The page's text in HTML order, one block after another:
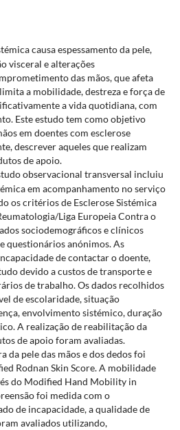
causa espessamento da pele,
visceral e alterações
das mãos, que afeta
a mobilidade, destreza e força de
a vida quotidiana, com
Este estudo tem como objetivo
em doentes com esclerose
descrever aqueles que realizam
de apoio.
observacional transversal incluiu
em acompanhamento no serviço
os critérios de Esclerose Sistémica
Liga Europeia Contra o
sociodemográficos e clínicos
questionários anónimos. As
de contactar o doente,
devido a custos de transporte e
de trabalho. Os dados recolhidos
de escolaridade, situação
envolvimento sistémico, duração
A realização de reabilitação da
de apoio foram avaliadas.
da pele das mãos e dos dedos foi
Rodnan Skin Score. A mobilidade
do Modified Hand Mobility in
foi medida com o
de incapacidade, a qualidade de
avaliados utilizando,